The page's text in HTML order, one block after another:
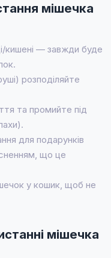
мішечка
кишені — завжди буде
розподіляйте
та промийте під
для подарунків
що це
у кошик, щоб не
мішечка